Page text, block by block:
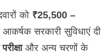
को ₹25,500 –
सरकारी सुविधाएं दी
और अन्य चरणों के